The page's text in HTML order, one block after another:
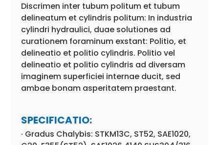
Discrimen inter tubum politum et tubum
delineatum et cylindris politum: In industria
cylindri hydraulici, duae solutiones ad
curationem foraminum exstant: Politio, et
delineatio et politio cylindris. Politio vel
delineatio et politio cylindris ad diversam
imaginem superficiei internae ducit, sed
ambae bonam asperitatem praestant.
SPECIFICATIO:
· Gradus Chalybis: STKM13C, ST52, SAE1020,